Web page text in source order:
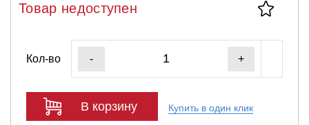
Товар недоступен
Кол-во - +
В корзину Купить в один клик